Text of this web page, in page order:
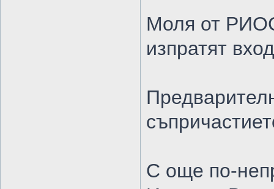
Моля от
изпратят
С още по-